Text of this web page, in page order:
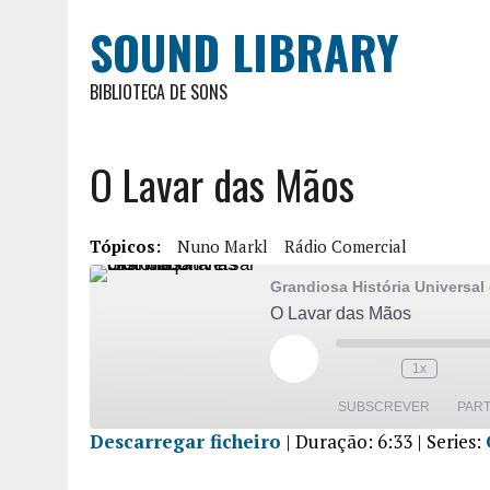
SOUND LIBRARY
BIBLIOTECA DE SONS
O Lavar das Mãos
Tópicos: Nuno Markl Rádio Comercial
Grandiosa História Universal
O Lavar das Mãos
1x
SUBSCREVER
Descarregar ficheiro | Duração: 6:33 | Series: